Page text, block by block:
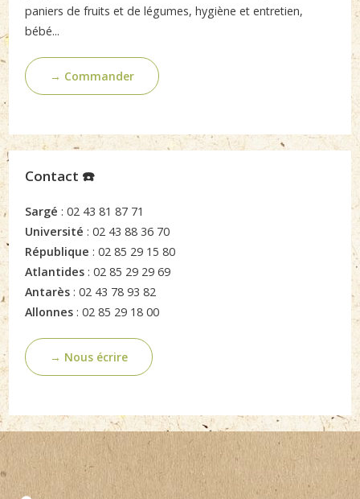
paniers de fruits et de légumes, hygiène et entretien,
bébé...
→ Commander
Contact ☎️
Sargé : 02 43 81 87 71
Université : 02 43 88 36 70
République : 02 85 29 15 80
Atlantides : 02 85 29 29 69
Antarès : 02 43 78 93 82
Allonnes : 02 85 29 18 00
→ Nous écrire